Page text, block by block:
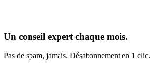
Un conseil expert chaque mois.
Pas de spam, jamais. Désabonnement en 1 clic.